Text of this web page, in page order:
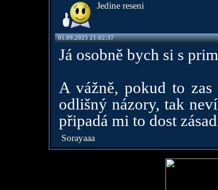
Jedine reseni
01.09.2025 21:02:37
Já osobně bych si s
A vážně, pokud to
odlišný názory, tak
připadá mi to dost
Sorayaaa